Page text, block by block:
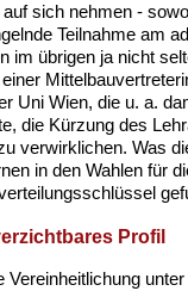
sich nehmen -
Teilnahme am
im übrigen ja nicht
Uni Wien, die u. a.
die Kürzung des
verwirklichen. Was
in den Wahlen für
Profil
Vereinheitlichung